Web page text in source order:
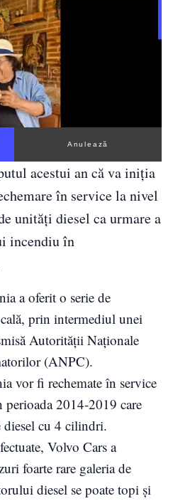
Anulează
acestui an că va iniția
în service la nivel
unități diesel ca urmare a
incendiu în
a oferit o serie de
prin intermediul unei
Autorității Naționale
(ANPC).
vor fi rechemate în service
2014-2019 care
diesel cu 4 cilindri.
Volvo Cars a
foarte rare galeria de
diesel se poate topi și